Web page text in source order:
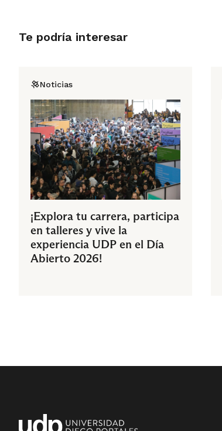
Te podría interesar
Noticias
¡Explora tu carrera, participa
en talleres y vive la
experiencia UDP en el Día
Abierto 2026!